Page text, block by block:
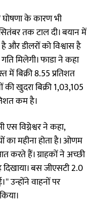
के कारण भी
तक टाल दी। बयान में
और डीलरों को विश्वास है
मिलेगी। फाडा ने कहा
बिक्री 8.55 प्रतिशत
खुदरा बिक्री 1,03,105
कम है।
एस विग्नेश्वर ने कहा,
का महीना होता है। ओणम
हैं। ग्राहकों ने अच्छी
बस जीएसटी 2.0
उन्होंने वाहनों पर